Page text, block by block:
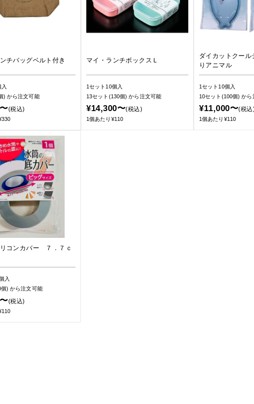
チバッグベルト付き
) から注文可能
(税込)
マイ・ランチボックスＬ
1セット10個入
13セット(130個)から注文可能
¥14,300〜(税込)
1個あたり¥110
ダイカットクー
りアニマル
1セット10個入
10セット(100個)から
¥11,000〜(税込
1個あたり¥110
コンカバー ７．７ｃ
入
個)から注文可能
(税込)